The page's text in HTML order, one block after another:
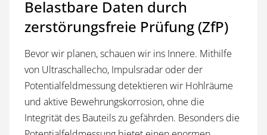
Belastbare Daten durch
zerstörungsfreie Prüfung (ZfP)
Bevor wir planen, schauen wir ins Innere. Mithilfe
von Ultraschallecho, Impulsradar oder der
Potentialfeldmessung detektieren wir Hohlräume
und aktive Bewehrungskorrosion, ohne die
Integrität des Bauteils zu gefährden. Besonders die